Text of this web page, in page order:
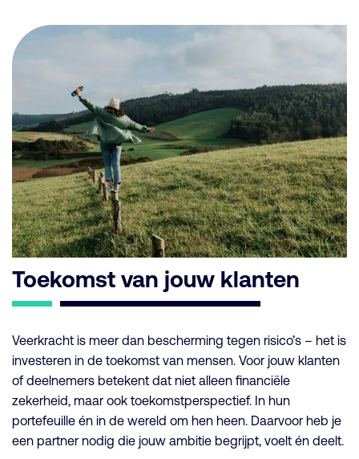
Toekomst van jouw klanten
Veerkracht is meer dan bescherming tegen risico’s – het is
investeren in de toekomst van mensen. Voor jouw klanten
of deelnemers betekent dat niet alleen financiële
zekerheid, maar ook toekomstperspectief. In hun
portefeuille én in de wereld om hen heen. Daarvoor heb je
een partner nodig die jouw ambitie begrijpt, voelt én deelt.